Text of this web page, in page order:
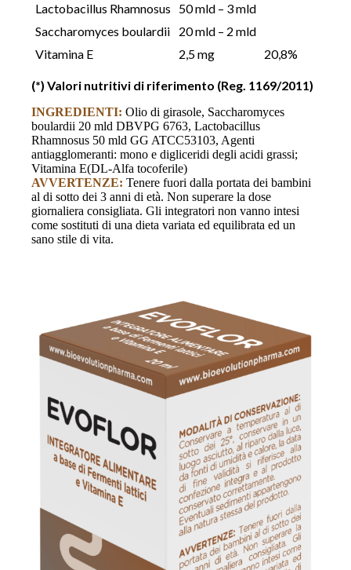
Lactobacillus Rhamnosus
50 mld – 3 mld
Saccharomyces boulardii
20 mld – 2 mld
Vitamina E
2,5 mg 20,8%
(*) Valori nutritivi di riferimento (Reg. 1169/2011)
INGREDIENTI: Olio di girasole, Saccharomyces
boulardii 20 mld DBVPG 6763, Lactobacillus
Rhamnosus 50 mld GG ATCC53103, Agenti
antiagglomeranti: mono e digliceridi degli acidi grassi;
Vitamina E(DL-Alfa tocoferile)
AVVERTENZE: Tenere fuori dalla portata dei bambini
al di sotto dei 3 anni di età. Non superare la dose
giornaliera consigliata. Gli integratori non vanno intesi
come sostituti di una dieta variata ed equilibrata ed un
sano stile di vita.